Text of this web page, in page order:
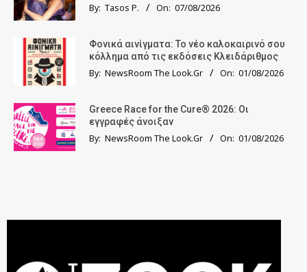
By: Tasos P. On: 07/08/2026
Φονικά αινίγματα: Το νέο καλοκαιρινό σου
κόλλημα από τις εκδόσεις Κλειδάριθμος
By: NewsRoom The Look.Gr On: 01/08/2026
Greece Race for the Cure® 2026: Οι
εγγραφές άνοιξαν
By: NewsRoom The Look.Gr On: 01/08/2026